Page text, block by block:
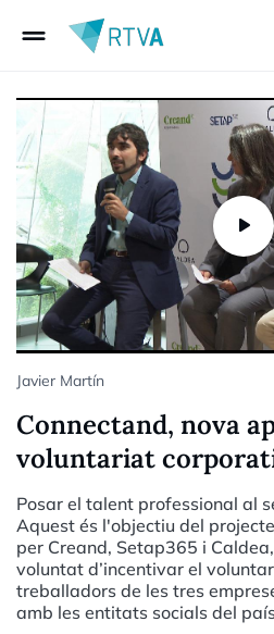
drag_handle
Javier Martín
Connectand, nova
voluntariat
Posar el talent professional al
Aquest és l'objectiu del
per Creand, Setap365 i
voluntat d’incentivar el
treballadors de les tres
amb les entitats socials del